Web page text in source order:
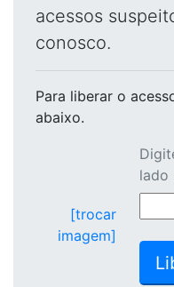
acessos
conosco.
Para liberar o
abaixo.
[trocar
imagem]
lado